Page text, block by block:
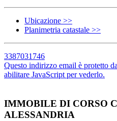
Ubicazione >>
Planimetria catastale >>
3387031746
Questo indirizzo email è protetto
abilitare JavaScript per vederlo.
IMMOBILE DI CORSO
ALESSANDRIA